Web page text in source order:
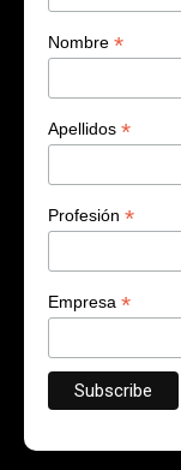
Nombre *
Apellidos *
Profesión *
Empresa *